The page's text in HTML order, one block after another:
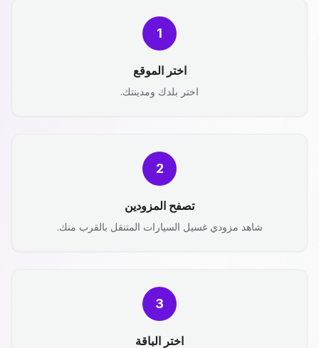
1
اختر الموقع
اختر بلدك ومدينتك.
2
تصفح المزودين
شاهد مزودي غسيل السيارات المتنقل بالقرب منك.
3
اختر الباقة